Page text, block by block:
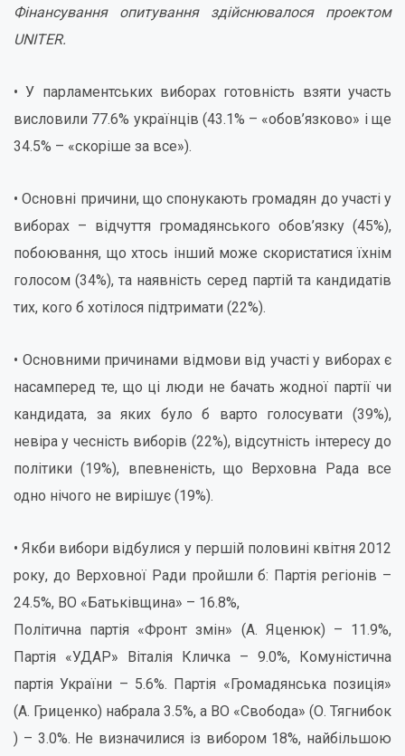
Фінансування опитування здійснювалося проектом
UNITER.
• У парламентських виборах готовність взяти участь
висловили 77.6% українців (43.1% – «обов’язково» і ще
34.5% – «скоріше за все»).
• Основні причини, що спонукають громадян до участі у
виборах – відчуття громадянського обов’язку (45%),
побоювання, що хтось інший може скористатися їхнім
голосом (34%), та наявність серед партій та кандидатів
тих, кого б хотілося підтримати (22%).
• Основними причинами відмови від участі у виборах є
насамперед те, що ці люди не бачать жодної партії чи
кандидата, за яких було б варто голосувати (39%),
невіра у чесність виборів (22%), відсутність інтересу до
політики (19%), впевненість, що Верховна Рада все
одно нічого не вирішує (19%).
• Якби вибори відбулися у першій половині квітня 2012
року, до Верховної Ради пройшли б: Партія регіонів –
24.5%, ВО «Батьківщина» – 16.8%,
Політична партія «Фронт змін» (А. Яценюк) – 11.9%,
Партія «УДАР» Віталія Кличка – 9.0%, Комуністична
партія України – 5.6%. Партія «Громадянська позиція»
(А. Гриценко) набрала 3.5%, а ВО «Свобода» (О. Тягнибок
) – 3.0%. Не визначилися із вибором 18%, найбільшою